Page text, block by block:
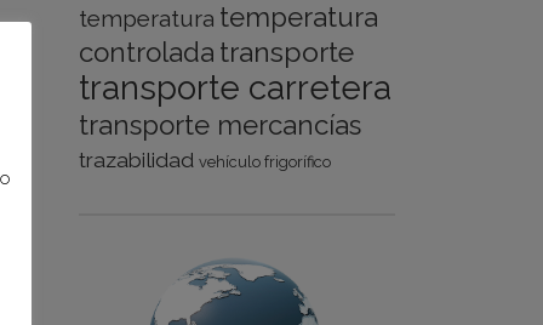
temperatura temperatura
controlada transporte
transporte carretera
transporte mercancías
trazabilidad vehículo frigorífico